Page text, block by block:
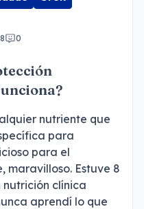
0
nutriente que
para
para el
maravilloso. Estuve 8
nutrición clínica
aprendí lo que